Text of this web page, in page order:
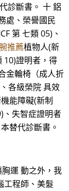
診斷書。 十 鋁
處、榮譽國民
第 七類 05)、
推薦植物人(新
10)證明者，得
金輪椅（成人折
各級榮院 具效
能障礙(新制
、失智症證明者
替代診斷書。
運 動之外，我
工程師、美髮